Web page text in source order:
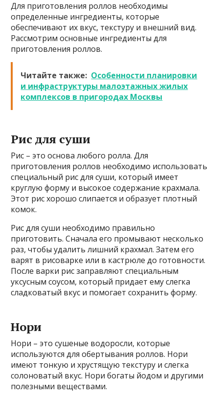
Для приготовления роллов необходимы
определенные ингредиенты, которые
обеспечивают их вкус, текстуру и внешний вид.
Рассмотрим основные ингредиенты для
приготовления роллов.
Читайте также: Особенности планировки
и инфраструктуры малоэтажных жилых
комплексов в пригородах Москвы
Рис для суши
Рис – это основа любого ролла. Для
приготовления роллов необходимо использовать
специальный рис для суши, который имеет
круглую форму и высокое содержание крахмала.
Этот рис хорошо слипается и образует плотный
комок.
Рис для суши необходимо правильно
приготовить. Сначала его промывают несколько
раз, чтобы удалить лишний крахмал. Затем его
варят в рисоварке или в кастрюле до готовности.
После варки рис заправляют специальным
уксусным соусом, который придает ему слегка
сладковатый вкус и помогает сохранить форму.
Нори
Нори – это сушеные водоросли, которые
используются для обертывания роллов. Нори
имеют тонкую и хрустящую текстуру и слегка
солоноватый вкус. Нори богаты йодом и другими
полезными веществами.